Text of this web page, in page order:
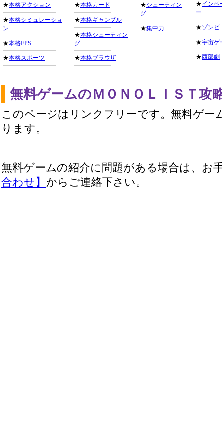
★本格アクション
★本格シミュレーショ
ン
★本格FPS
★本格スポーツ
★本格カード
★本格ギャンブル
★本格シューティン
グ
★本格ブラウザ
★シューティン
グ
★集中力
★インベ
ー
★ゾンビ
★宇宙ゲ
★西部劇
無料ゲームのＭＯＮＯＬＩＳＴ攻
このページはリンクフリーです。無料ゲー
ります。
無料ゲームの紹介に問題がある場合は、お
合わせ】 からご連絡下さい。